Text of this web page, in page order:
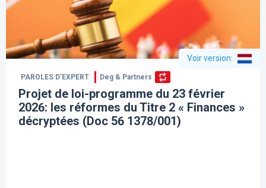
Voir version:
PAROLES D’EXPERT Deg & Partners
Projet de loi-programme du 23 février
2026: les réformes du Titre 2 « Finances »
décryptées (Doc 56 1378/001)